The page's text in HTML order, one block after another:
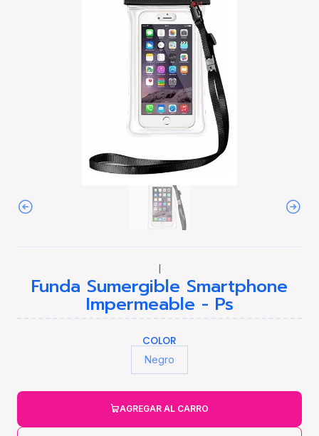
|
Funda Sumergible Smartphone
Impermeable - Ps
COLOR
Negro
AGREGAR AL CARRO